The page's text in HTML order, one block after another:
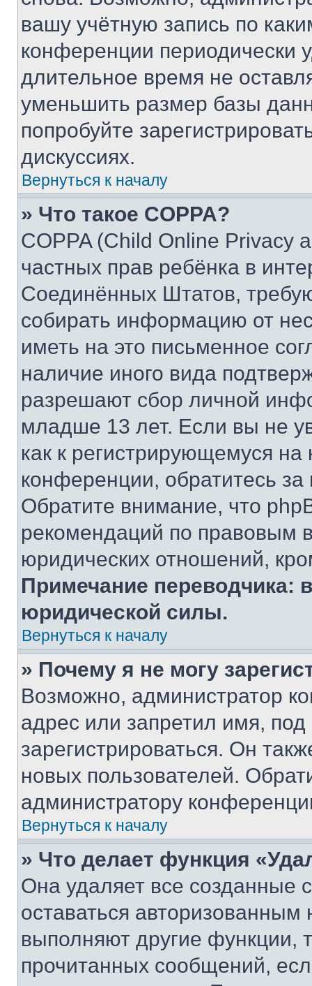
вашу учётную запись по
конференции периодически
длительное время не
уменьшить размер базы
попробуйте
дискуссиях.
Вернуться к началу
» Что такое COPPA?
COPPA (Child Online Privacy
частных прав ребёнка в
Соединённых Штатов,
собирать информацию от
иметь на это письменное
наличие иного вида
разрешают сбор личной
младше 13 лет. Если вы не
как к регистрирующемуся
конференции, обратитесь
Обратите внимание, что
рекомендаций по правовым
юридических отношений,
Примечание переводчика:
юридической силы.
Вернуться к началу
» Почему я не могу
Возможно, администратор
адрес или запретил имя,
зарегистрироваться. Он
новых пользователей.
администратору
Вернуться к началу
» Что делает функция
Она удаляет все созданные
оставаться
выполняют другие функции,
прочитанных сообщений,